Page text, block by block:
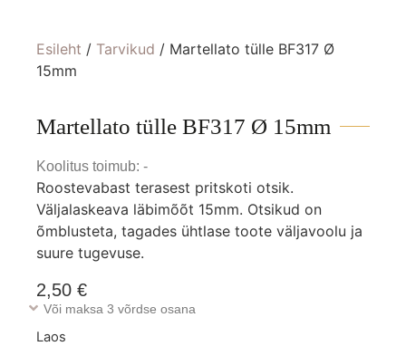
Esileht / Tarvikud / Martellato tülle BF317 Ø
15mm
Martellato tülle BF317 Ø 15mm
Koolitus toimub: -
Roostevabast terasest pritskoti otsik.
Väljalaskeava läbimõõt 15mm. Otsikud on
õmblusteta, tagades ühtlase toote väljavoolu ja
suure tugevuse.
2,50 €
Või maksa 3 võrdse osana
Laos